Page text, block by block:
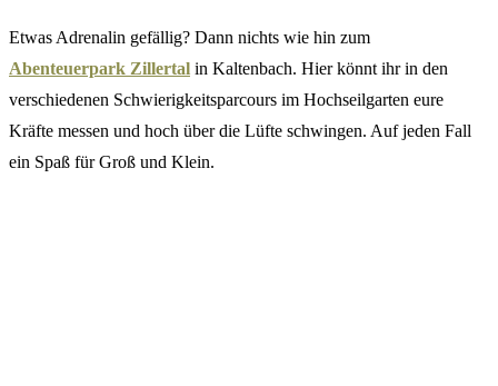
Etwas Adrenalin gefällig? Dann nichts wie hin zum
Abenteuerpark Zillertal in Kaltenbach. Hier könnt ihr in den
verschiedenen Schwierigkeitsparcours im Hochseilgarten eure
Kräfte messen und hoch über die Lüfte schwingen. Auf jeden Fall
ein Spaß für Groß und Klein.